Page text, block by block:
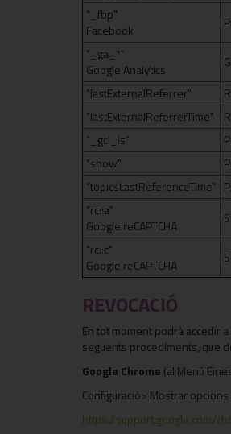
"_fbp"
Facebook
"_ga_*"
Google Analytics
"lastExternalReferrer"
"lastExternalReferrerTime"
"_gcl_ls"
"show"
"topicsLastReferenceTime"
"rc::a"
Google reCAPTCHA
"rc::c"
Google reCAPTCHA
REVOCACIÓ
En tot moment podrà accedir
següents procediments, que
Google Chrome (al Menú
Configuració> Mostrar
https://support.google.com/